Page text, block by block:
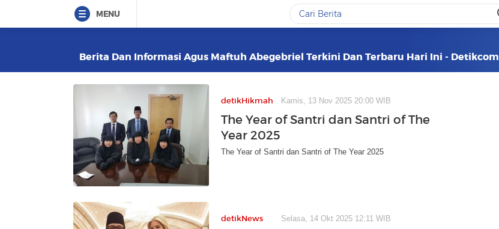
MENU
Berita Dan Informasi Agus Maftuh Abegebriel Terkini Dan Terbaru Hari Ini - Detikcom
detikHikmah Kamis, 13 Nov 2025 20:00 WIB
The Year of Santri dan Santri of The
Year 2025
The Year of Santri dan Santri of The Year 2025
detikNews Selasa, 14 Okt 2025 12:11 WIB